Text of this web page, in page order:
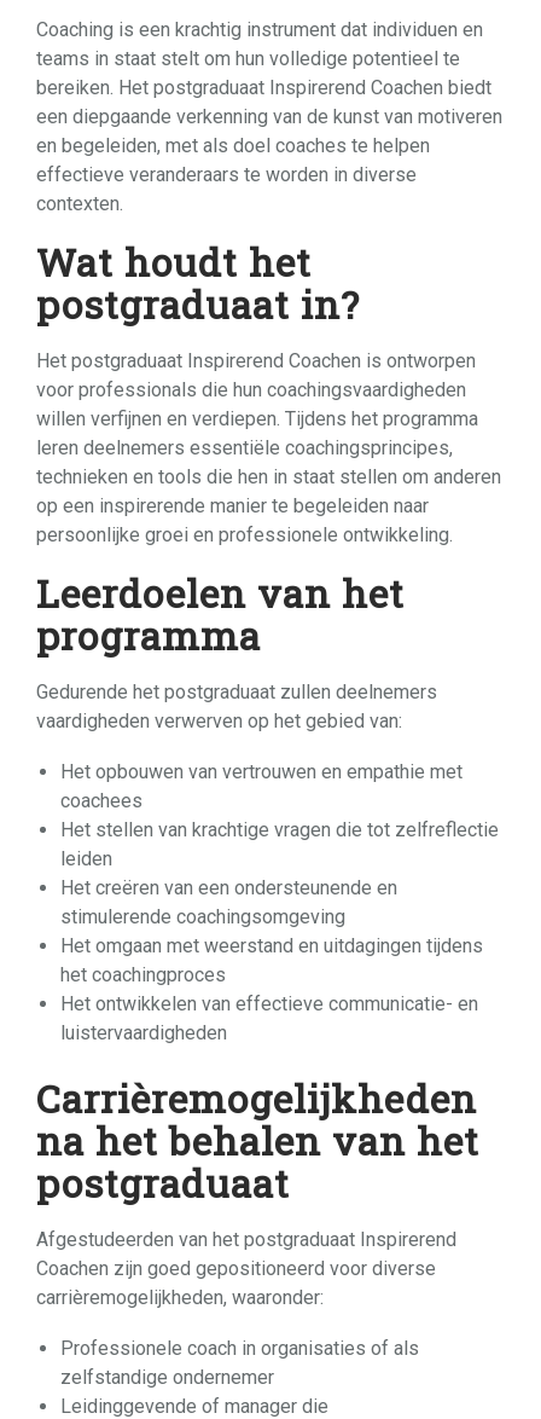
Coaching is een krachtig instrument dat individuen en
teams in staat stelt om hun volledige potentieel te
bereiken. Het postgraduaat Inspirerend Coachen biedt
een diepgaande verkenning van de kunst van motiveren
en begeleiden, met als doel coaches te helpen
effectieve veranderaars te worden in diverse
contexten.
Wat houdt het
postgraduaat in?
Het postgraduaat Inspirerend Coachen is ontworpen
voor professionals die hun coachingsvaardigheden
willen verfijnen en verdiepen. Tijdens het programma
leren deelnemers essentiële coachingsprincipes,
technieken en tools die hen in staat stellen om anderen
op een inspirerende manier te begeleiden naar
persoonlijke groei en professionele ontwikkeling.
Leerdoelen van het
programma
Gedurende het postgraduaat zullen deelnemers
vaardigheden verwerven op het gebied van:
Het opbouwen van vertrouwen en empathie met
coachees
Het stellen van krachtige vragen die tot zelfreflectie
leiden
Het creëren van een ondersteunende en
stimulerende coachingsomgeving
Het omgaan met weerstand en uitdagingen tijdens
het coachingproces
Het ontwikkelen van effectieve communicatie- en
luistervaardigheden
Carrièremogelijkheden
na het behalen van het
postgraduaat
Afgestudeerden van het postgraduaat Inspirerend
Coachen zijn goed gepositioneerd voor diverse
carrièremogelijkheden, waaronder:
Professionele coach in organisaties of als
zelfstandige ondernemer
Leidinggevende of manager die